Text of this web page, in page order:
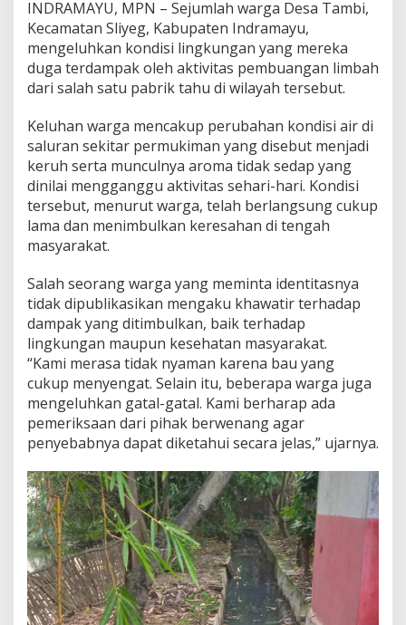
P
a
b
r
i
k
a
h
u
T
u
a
i
t
e
s
"
INDRAMAYU, MPN – Sejumlah warga Desa Tambi,
Kecamatan Sliyeg, Kabupaten Indramayu,
mengeluhkan kondisi lingkungan yang mereka
duga terdampak oleh aktivitas pembuangan limbah
dari salah satu pabrik tahu di wilayah tersebut.
Keluhan warga mencakup perubahan kondisi air di
saluran sekitar permukiman yang disebut menjadi
keruh serta munculnya aroma tidak sedap yang
dinilai mengganggu aktivitas sehari-hari. Kondisi
tersebut, menurut warga, telah berlangsung cukup
lama dan menimbulkan keresahan di tengah
masyarakat.
Salah seorang warga yang meminta identitasnya
tidak dipublikasikan mengaku khawatir terhadap
dampak yang ditimbulkan, baik terhadap
lingkungan maupun kesehatan masyarakat.
“Kami merasa tidak nyaman karena bau yang
cukup menyengat. Selain itu, beberapa warga juga
mengeluhkan gatal-gatal. Kami berharap ada
pemeriksaan dari pihak berwenang agar
penyebabnya dapat diketahui secara jelas,” ujarnya.